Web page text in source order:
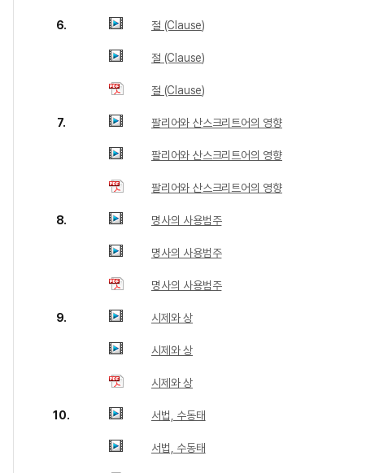
6. 절 (Clause)
절 (Clause)
절 (Clause)
7. 팔리어와 산스크리트어의 영향
팔리어와 산스크리트어의 영향
팔리어와 산스크리트어의 영향
8. 명사의 사용범주
명사의 사용범주
명사의 사용범주
9. 시제와 상
시제와 상
시제와 상
10. 서법, 수동태
서법, 수동태